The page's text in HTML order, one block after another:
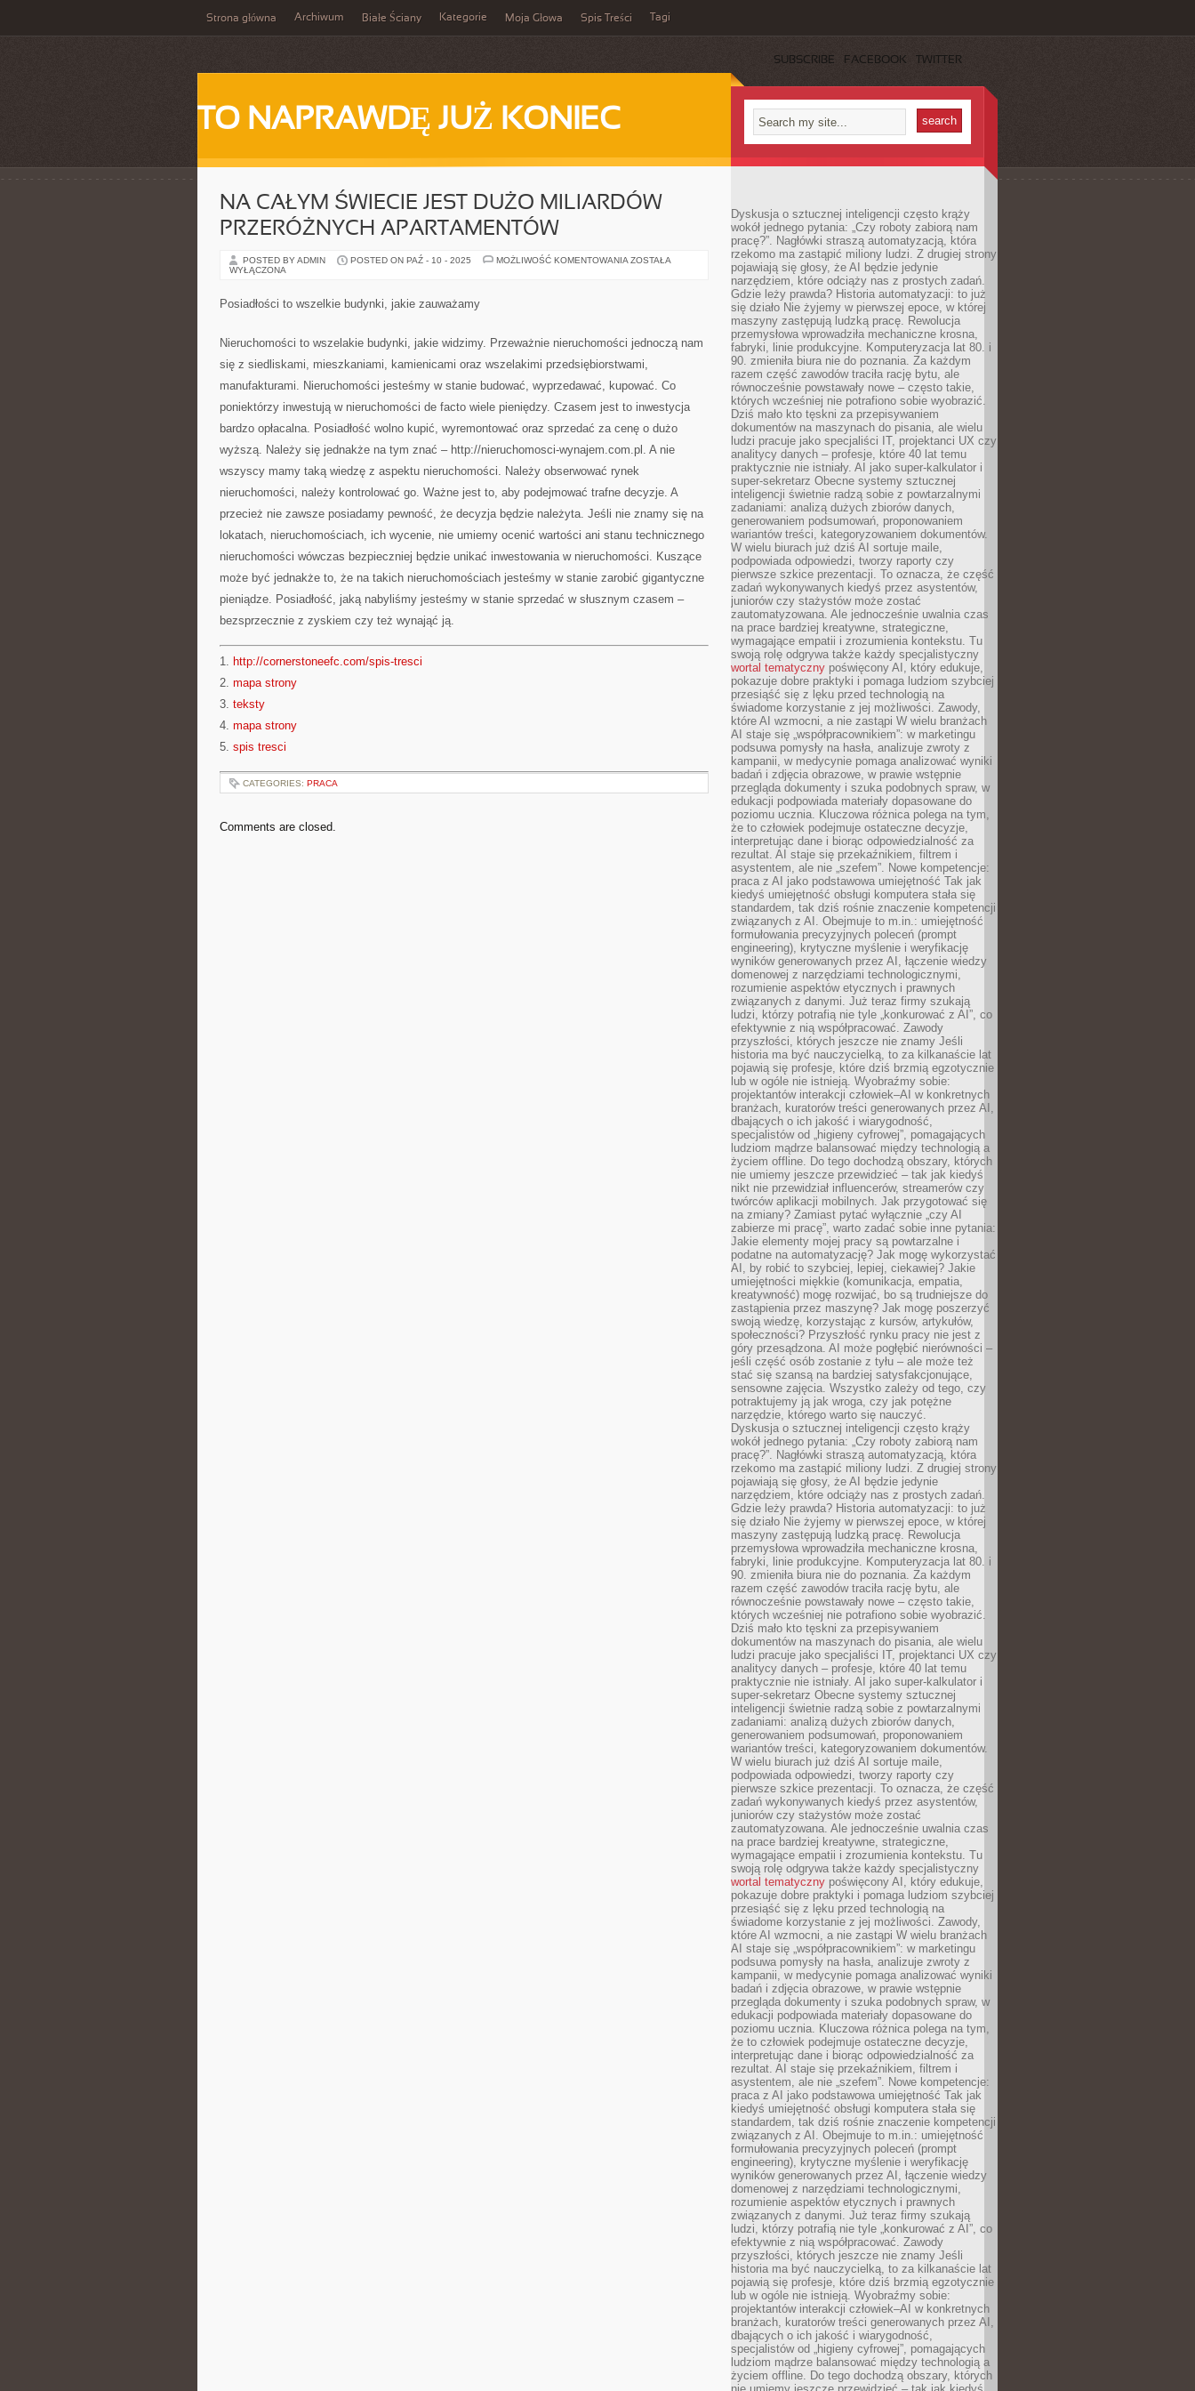
Strona główna Archiwum Białe Ściany Kategorie Moja Głowa Spis Treści Tagi
SUBSCRIBE FACEBOOK TWITTER
TO NAPRAWDĘ JUŻ KONIEC
NA CAŁYM ŚWIECIE JEST DUŻO MILIARDÓW
PRZERÓŻNYCH APARTAMENTÓW
POSTED BY ADMIN POSTED ON PAŹ - 10 - 2025 MOŻLIWOŚĆ KOMENTOWANIA NA
ZOSTAŁA
WYŁĄCZONA
Posiadłości to wszelkie budynki, jakie zauważamy
Nieruchomości to wszelakie budynki, jakie widzimy. Przeważnie nieruchomości jednoczą nam
się z siedliskami, mieszkaniami, kamienicami oraz wszelakimi przedsiębiorstwami,
manufakturami. Nieruchomości jesteśmy w stanie budować, wyprzedawać, kupować. Co
poniektórzy inwestują w nieruchomości de facto wiele pieniędzy. Czasem jest to inwestycja
bardzo opłacalna. Posiadłość wolno kupić, wyremontować oraz sprzedać za cenę o dużo
wyższą. Należy się jednakże na tym znać – http://nieruchomosci-wynajem.com.pl. A nie
wszyscy mamy taką wiedzę z aspektu nieruchomości. Należy obserwować rynek
nieruchomości, należy kontrolować go. Ważne jest to, aby podejmować trafne decyzje. A
przecież nie zawsze posiadamy pewność, że decyzja będzie należyta. Jeśli nie znamy się na
lokatach, nieruchomościach, ich wycenie, nie umiemy ocenić wartości ani stanu technicznego
nieruchomości wówczas bezpieczniej będzie unikać inwestowania w nieruchomości. Kuszące
może być jednakże to, że na takich nieruchomościach jesteśmy w stanie zarobić gigantyczne
pieniądze. Posiadłość, jaką nabyliśmy jesteśmy w stanie sprzedać w słusznym czasem –
bezsprzecznie z zyskiem czy też wynająć ją.
1. http://cornerstoneefc.com/spis-tresci
2. mapa strony
3. teksty
4. mapa strony
5. spis tresci
CATEGORIES: PRACA
Comments are closed.
Dyskusja o sztucznej inteligencji często krąży
wokół jednego pytania: „Czy roboty zabiorą nam
pracę?”. Nagłówki straszą automatyzacją, która
rzekomo ma zastąpić miliony ludzi. Z drugiej strony
pojawiają się głosy, że AI będzie jedynie
narzędziem, które odciąży nas z prostych zadań.
Gdzie leży prawda? Historia automatyzacji: to już
się działo Nie żyjemy w pierwszej epoce, w której
maszyny zastępują ludzką pracę. Rewolucja
przemysłowa wprowadziła mechaniczne krosna,
fabryki, linie produkcyjne. Komputeryzacja lat 80. i
90. zmieniła biura nie do poznania. Za każdym
razem część zawodów traciła rację bytu, ale
równocześnie powstawały nowe – często takie,
których wcześniej nie potrafiono sobie wyobrazić.
Dziś mało kto tęskni za przepisywaniem
dokumentów na maszynach do pisania, ale wielu
ludzi pracuje jako specjaliści IT, projektanci UX czy
analitycy danych – profesje, które 40 lat temu
praktycznie nie istniały. AI jako super-kalkulator i
super-sekretarz Obecne systemy sztucznej
inteligencji świetnie radzą sobie z powtarzalnymi
zadaniami: analizą dużych zbiorów danych,
generowaniem podsumowań, proponowaniem
wariantów treści, kategoryzowaniem dokumentów.
W wielu biurach już dziś AI sortuje maile,
podpowiada odpowiedzi, tworzy raporty czy
pierwsze szkice prezentacji. To oznacza, że część
zadań wykonywanych kiedyś przez asystentów,
juniorów czy stażystów może zostać
zautomatyzowana. Ale jednocześnie uwalnia czas
na prace bardziej kreatywne, strategiczne,
wymagające empatii i zrozumienia kontekstu. Tu
swoją rolę odgrywa także każdy specjalistyczny
wortal tematyczny poświęcony AI, który edukuje,
pokazuje dobre praktyki i pomaga ludziom szybciej
przesiąść się z lęku przed technologią na
świadome korzystanie z jej możliwości. Zawody,
które AI wzmocni, a nie zastąpi W wielu branżach
AI staje się „współpracownikiem”: w marketingu
podsuwa pomysły na hasła, analizuje zwroty z
kampanii, w medycynie pomaga analizować wyniki
badań i zdjęcia obrazowe, w prawie wstępnie
przegląda dokumenty i szuka podobnych spraw, w
edukacji podpowiada materiały dopasowane do
poziomu ucznia. Kluczowa różnica polega na tym,
że to człowiek podejmuje ostateczne decyzje,
interpretując dane i biorąc odpowiedzialność za
rezultat. AI staje się przekaźnikiem, filtrem i
asystentem, ale nie „szefem”. Nowe kompetencje:
praca z AI jako podstawowa umiejętność Tak jak
kiedyś umiejętność obsługi komputera stała się
standardem, tak dziś rośnie znaczenie kompetencji
związanych z AI. Obejmuje to m.in.: umiejętność
formułowania precyzyjnych poleceń (prompt
engineering), krytyczne myślenie i weryfikację
wyników generowanych przez AI, łączenie wiedzy
domenowej z narzędziami technologicznymi,
rozumienie aspektów etycznych i prawnych
związanych z danymi. Już teraz firmy szukają
ludzi, którzy potrafią nie tyle „konkurować z AI”, co
efektywnie z nią współpracować. Zawody
przyszłości, których jeszcze nie znamy Jeśli
historia ma być nauczycielką, to za kilkanaście lat
pojawią się profesje, które dziś brzmią egzotycznie
lub w ogóle nie istnieją. Wyobraźmy sobie:
projektantów interakcji człowiek–AI w konkretnych
branżach, kuratorów treści generowanych przez AI,
dbających o ich jakość i wiarygodność,
specjalistów od „higieny cyfrowej”, pomagających
ludziom mądrze balansować między technologią a
życiem offline. Do tego dochodzą obszary, których
nie umiemy jeszcze przewidzieć – tak jak kiedyś
nikt nie przewidział influencerów, streamerów czy
twórców aplikacji mobilnych. Jak przygotować się
na zmiany? Zamiast pytać wyłącznie „czy AI
zabierze mi pracę”, warto zadać sobie inne pytania:
Jakie elementy mojej pracy są powtarzalne i
podatne na automatyzację? Jak mogę wykorzystać
AI, by robić to szybciej, lepiej, ciekawiej? Jakie
umiejętności miękkie (komunikacja, empatia,
kreatywność) mogę rozwijać, bo są trudniejsze do
zastąpienia przez maszynę? Jak mogę poszerzyć
swoją wiedzę, korzystając z kursów, artykułów,
społeczności? Przyszłość rynku pracy nie jest z
góry przesądzona. AI może pogłębić nierówności –
jeśli część osób zostanie z tyłu – ale może też
stać się szansą na bardziej satysfakcjonujące,
sensowne zajęcia. Wszystko zależy od tego, czy
potraktujemy ją jak wroga, czy jak potężne
narzędzie, którego warto się nauczyć.
Dyskusja o sztucznej inteligencji często krąży
wokół jednego pytania: „Czy roboty zabiorą nam
pracę?”. Nagłówki straszą automatyzacją, która
rzekomo ma zastąpić miliony ludzi. Z drugiej strony
pojawiają się głosy, że AI będzie jedynie
narzędziem, które odciąży nas z prostych zadań.
Gdzie leży prawda? Historia automatyzacji: to już
się działo Nie żyjemy w pierwszej epoce, w której
maszyny zastępują ludzką pracę. Rewolucja
przemysłowa wprowadziła mechaniczne krosna,
fabryki, linie produkcyjne. Komputeryzacja lat 80. i
90. zmieniła biura nie do poznania. Za każdym
razem część zawodów traciła rację bytu, ale
równocześnie powstawały nowe – często takie,
których wcześniej nie potrafiono sobie wyobrazić.
Dziś mało kto tęskni za przepisywaniem
dokumentów na maszynach do pisania, ale wielu
ludzi pracuje jako specjaliści IT, projektanci UX czy
analitycy danych – profesje, które 40 lat temu
praktycznie nie istniały. AI jako super-kalkulator i
super-sekretarz Obecne systemy sztucznej
inteligencji świetnie radzą sobie z powtarzalnymi
zadaniami: analizą dużych zbiorów danych,
generowaniem podsumowań, proponowaniem
wariantów treści, kategoryzowaniem dokumentów.
W wielu biurach już dziś AI sortuje maile,
podpowiada odpowiedzi, tworzy raporty czy
pierwsze szkice prezentacji. To oznacza, że część
zadań wykonywanych kiedyś przez asystentów,
juniorów czy stażystów może zostać
zautomatyzowana. Ale jednocześnie uwalnia czas
na prace bardziej kreatywne, strategiczne,
wymagające empatii i zrozumienia kontekstu. Tu
swoją rolę odgrywa także każdy specjalistyczny
wortal tematyczny poświęcony AI, który edukuje,
pokazuje dobre praktyki i pomaga ludziom szybciej
przesiąść się z lęku przed technologią na
świadome korzystanie z jej możliwości. Zawody,
które AI wzmocni, a nie zastąpi W wielu branżach
AI staje się „współpracownikiem”: w marketingu
podsuwa pomysły na hasła, analizuje zwroty z
kampanii, w medycynie pomaga analizować wyniki
badań i zdjęcia obrazowe, w prawie wstępnie
przegląda dokumenty i szuka podobnych spraw, w
edukacji podpowiada materiały dopasowane do
poziomu ucznia. Kluczowa różnica polega na tym,
że to człowiek podejmuje ostateczne decyzje,
interpretując dane i biorąc odpowiedzialność za
rezultat. AI staje się przekaźnikiem, filtrem i
asystentem, ale nie „szefem”. Nowe kompetencje:
praca z AI jako podstawowa umiejętność Tak jak
kiedyś umiejętność obsługi komputera stała się
standardem, tak dziś rośnie znaczenie kompetencji
związanych z AI. Obejmuje to m.in.: umiejętność
formułowania precyzyjnych poleceń (prompt
engineering), krytyczne myślenie i weryfikację
wyników generowanych przez AI, łączenie wiedzy
domenowej z narzędziami technologicznymi,
rozumienie aspektów etycznych i prawnych
związanych z danymi. Już teraz firmy szukają
ludzi, którzy potrafią nie tyle „konkurować z AI”, co
efektywnie z nią współpracować. Zawody
przyszłości, których jeszcze nie znamy Jeśli
historia ma być nauczycielką, to za kilkanaście lat
pojawią się profesje, które dziś brzmią egzotycznie
lub w ogóle nie istnieją. Wyobraźmy sobie:
projektantów interakcji człowiek–AI w konkretnych
branżach, kuratorów treści generowanych przez AI,
dbających o ich jakość i wiarygodność,
specjalistów od „higieny cyfrowej”, pomagających
ludziom mądrze balansować między technologią a
życiem offline. Do tego dochodzą obszary, których